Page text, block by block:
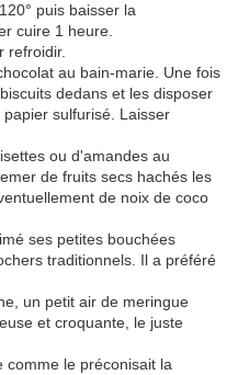
puis baisser la
cuire 1 heure.
refroidir.
au bain-marie. Une fois
dedans et les disposer
sulfurisé. Laisser
ou d'amandes au
de fruits secs hachés les
de noix de coco
ses petites bouchées
traditionnels. Il a préféré
un petit air de meringue
et croquante, le juste
comme le préconisait la